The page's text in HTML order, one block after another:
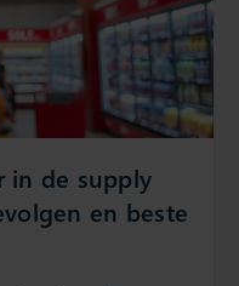
in de supply
en beste